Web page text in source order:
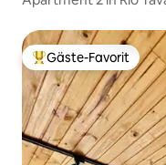
Beliebter Gäste-
Gäste-Favorit